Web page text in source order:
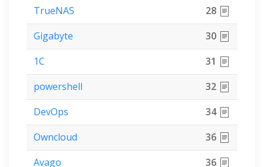
TrueNAS
28
Gigabyte
30
1C
31
powershell
32
DevOps
34
Owncloud
36
Avago
36